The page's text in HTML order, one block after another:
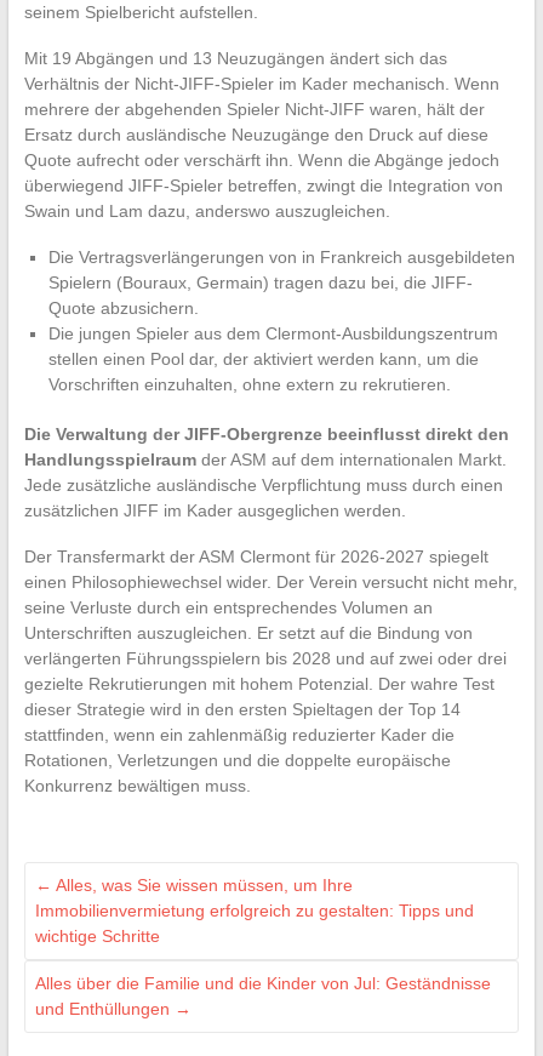
seinem Spielbericht aufstellen.
Mit 19 Abgängen und 13 Neuzugängen ändert sich das
Verhältnis der Nicht-JIFF-Spieler im Kader mechanisch. Wenn
mehrere der abgehenden Spieler Nicht-JIFF waren, hält der
Ersatz durch ausländische Neuzugänge den Druck auf diese
Quote aufrecht oder verschärft ihn. Wenn die Abgänge jedoch
überwiegend JIFF-Spieler betreffen, zwingt die Integration von
Swain und Lam dazu, anderswo auszugleichen.
Die Vertragsverlängerungen von in Frankreich ausgebildeten
Spielern (Bouraux, Germain) tragen dazu bei, die JIFF-
Quote abzusichern.
Die jungen Spieler aus dem Clermont-Ausbildungszentrum
stellen einen Pool dar, der aktiviert werden kann, um die
Vorschriften einzuhalten, ohne extern zu rekrutieren.
Die Verwaltung der JIFF-Obergrenze beeinflusst direkt den
Handlungsspielraumder ASM auf dem internationalen Markt.
Jede zusätzliche ausländische Verpflichtung muss durch einen
zusätzlichen JIFF im Kader ausgeglichen werden.
Der Transfermarkt der ASM Clermont für 2026-2027 spiegelt
einen Philosophiewechsel wider. Der Verein versucht nicht mehr,
seine Verluste durch ein entsprechendes Volumen an
Unterschriften auszugleichen. Er setzt auf die Bindung von
verlängerten Führungsspielern bis 2028 und auf zwei oder drei
gezielte Rekrutierungen mit hohem Potenzial. Der wahre Test
dieser Strategie wird in den ersten Spieltagen der Top 14
stattfinden, wenn ein zahlenmäßig reduzierter Kader die
Rotationen, Verletzungen und die doppelte europäische
Konkurrenz bewältigen muss.
← Alles, was Sie wissen müssen, um Ihre
Immobilienvermietung erfolgreich zu gestalten: Tipps und
wichtige Schritte
Alles über die Familie und die Kinder von Jul: Geständnisse
und Enthüllungen →